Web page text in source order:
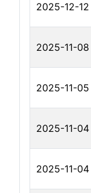
2025-12-12
2025-11-08
2025-11-05
2025-11-04
2025-11-04